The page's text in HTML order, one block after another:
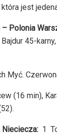
jest
– Polonia
45-
Myć.
(16 min),
Nieciecza: 1